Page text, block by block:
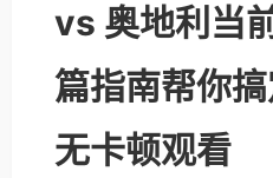
vs 奥地利当
篇指南帮你
无卡顿观看